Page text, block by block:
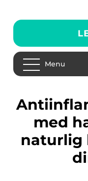
Menu
Antiinflammatorisk kost
med
naturlig